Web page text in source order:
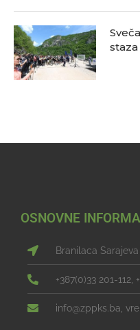
staza
OSNOVNE
Branilaca
+387(0)33 201-112,
info@zppks.ba,